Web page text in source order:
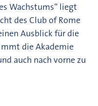
Wachstums“ liegt
des Club of Rome
Ausblick für die
die Akademie
auch nach vorne zu